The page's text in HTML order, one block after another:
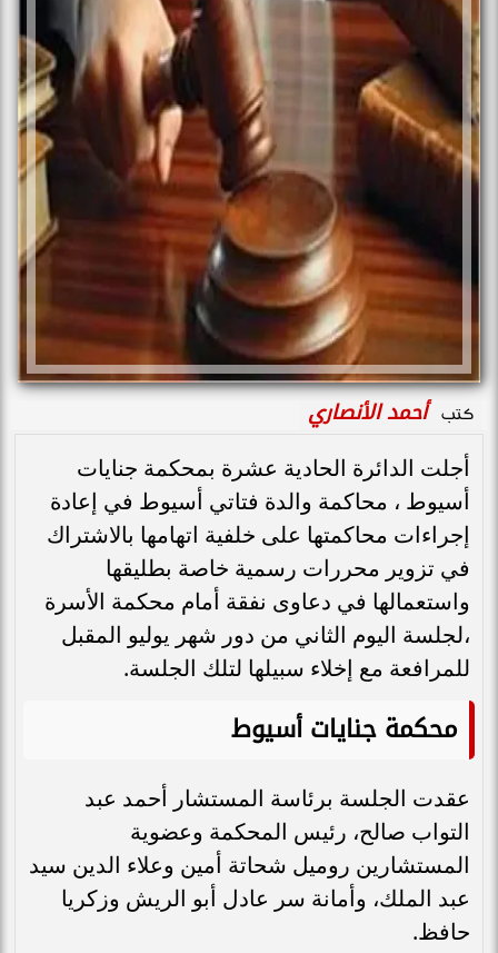
كتب أحمد الأنصاري
أجلت الدائرة الحادية عشرة بمحكمة جنايات
أسيوط ، محاكمة والدة فتاتي أسيوط في إعادة
إجراءات محاكمتها على خلفية اتهامها بالاشتراك
في تزوير محررات رسمية خاصة بطليقها
واستعمالها في دعاوى نفقة أمام محكمة الأسرة
،لجلسة اليوم الثاني من دور شهر يوليو المقبل
للمرافعة مع إخلاء سبيلها لتلك الجلسة.
محكمة جنايات أسيوط
عقدت الجلسة برئاسة المستشار أحمد عبد
التواب صالح، رئيس المحكمة وعضوية
المستشارين روميل شحاتة أمين وعلاء الدين سيد
عبد الملك، وأمانة سر عادل أبو الريش وزكريا
حافظ.